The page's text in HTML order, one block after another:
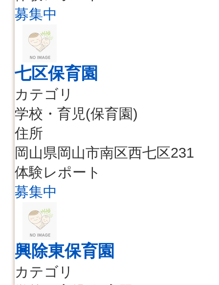
募集中
七区保育園
カテゴリ
学校・育児(保育園)
住所
岡山県岡山市南区西七区231
体験レポート
募集中
興除東保育園
カテゴリ